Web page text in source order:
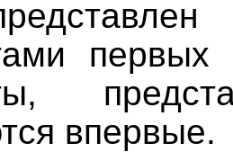
впервые.